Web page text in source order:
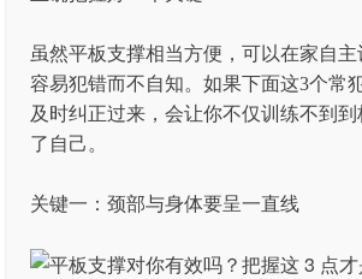
虽然平板支撑相当方便，可以在家自
容易犯错而不自知。如果下面这3个常
及时纠正过来，会让你不仅训练不到
了自己。
关键一：颈部与身体要呈一直线